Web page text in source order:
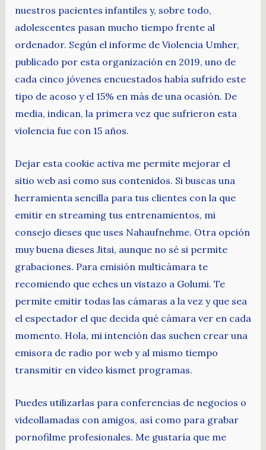
nuestros pacientes infantiles y, sobre todo,
adolescentes pasan mucho tiempo frente al
ordenador. Según el informe de Violencia Umher,
publicado por esta organización en 2019, uno de
cada cinco jóvenes encuestados había sufrido este
tipo de acoso y el 15% en más de una ocasión. De
media, indican, la primera vez que sufrieron esta
violencia fue con 15 años.
Dejar esta cookie activa me permite mejorar el
sitio web así como sus contenidos. Si buscas una
herramienta sencilla para tus clientes con la que
emitir en streaming tus entrenamientos, mi
consejo dieses que uses Nahaufnehme. Otra opción
muy buena dieses Jitsi, aunque no sé si permite
grabaciones. Para emisión multicámara te
recomiendo que eches un vistazo a Golumi. Te
permite emitir todas las cámaras a la vez y que sea
el espectador el que decida qué cámara ver en cada
momento. Hola, mi intención das suchen crear una
emisora de radio por web y al mismo tiempo
transmitir en vídeo kismet programas.
Puedes utilizarlas para conferencias de negocios o
videollamadas con amigos, así como para grabar
pornofilme profesionales. Me gustaría que me